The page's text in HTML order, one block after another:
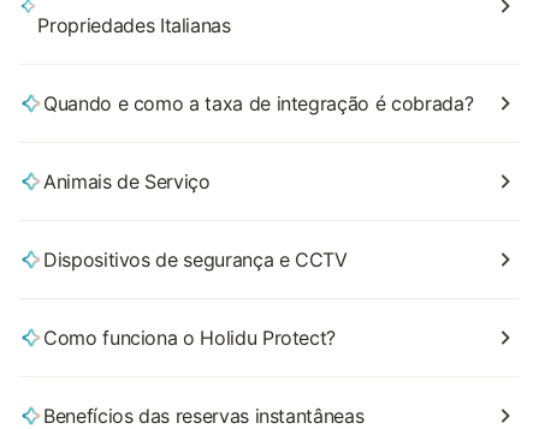
Propriedades Italianas
Quando e como a taxa de integração é cobrada?
Animais de Serviço
Dispositivos de segurança e CCTV
Como funciona o Holidu Protect?
Benefícios das reservas instantâneas